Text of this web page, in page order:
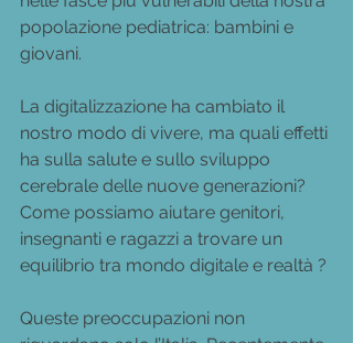
popolazione pediatrica: bambini e
giovani.
La digitalizzazione ha cambiato il
nostro modo di vivere, ma quali effetti
ha sulla salute e sullo sviluppo
cerebrale delle nuove generazioni?
Come possiamo aiutare genitori,
insegnanti e ragazzi a trovare un
equilibrio tra mondo digitale e realtà ?
Queste preoccupazioni non